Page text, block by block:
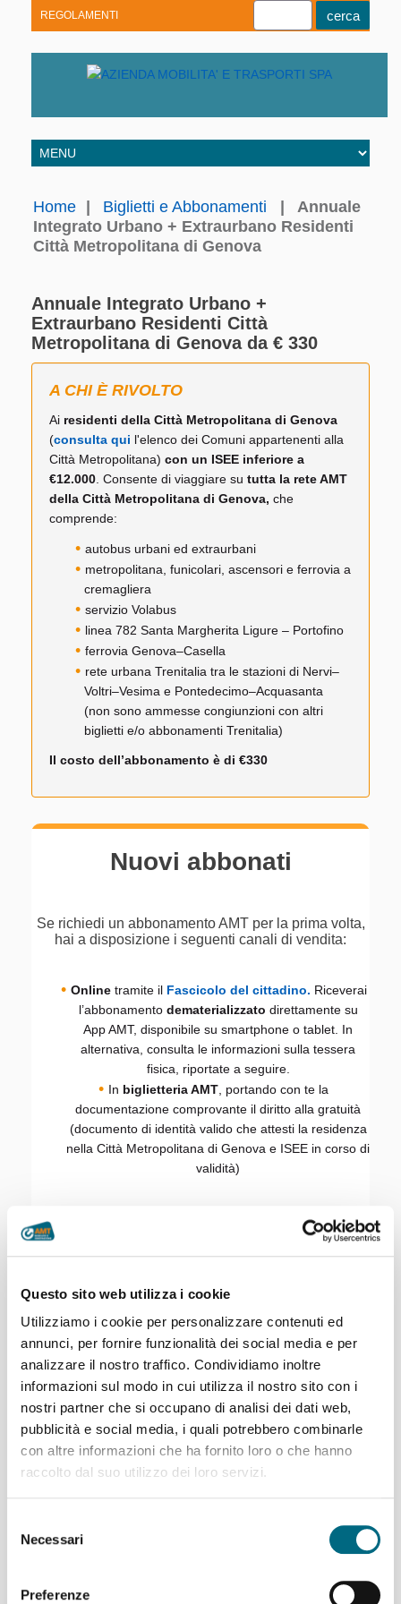
Questo sito web utilizza i cookie
Utilizziamo i cookie per personalizzare contenuti ed
annunci, per fornire funzionalità dei social media e per
analizzare il nostro traffico. Condividiamo inoltre
informazioni sul modo in cui utilizza il nostro sito con i
nostri partner che si occupano di analisi dei dati web,
pubblicità e social media, i quali potrebbero combinarle
con altre informazioni che ha fornito loro o che hanno
raccolto dal suo utilizzo dei loro servizi.
delNecessari
Preferenze
REGOLAMENTI
Home Biglietti e Abbonamenti
Annuale
Integrato Urbano + Extraurbano Residenti
Città Metropolitana di Genova
Annuale Integrato Urbano +
Extraurbano Residenti Città
Metropolitana di Genova da € 330
A CHI È RIVOLTO
Ai residenti della Città Metropolitana di Genova
(consulta qui l'elenco dei Comuni appartenenti alla
Città Metropolitana) con un ISEE inferiore a
€12.000. Consente di viaggiare su tutta la rete AMT
della Città Metropolitana di Genova, che
comprende:
autobus urbani ed extraurbani
metropolitana, funicolari, ascensori e ferrovia a
cremagliera
servizio Volabus
linea 782 Santa Margherita Ligure – Portofino
ferrovia Genova–Casella
rete urbana Trenitalia tra le stazioni di Nervi–
Voltri–Vesima e Pontedecimo–Acquasanta
(non sono ammesse congiunzioni con altri
biglietti e/o abbonamenti Trenitalia)
Il costo dell’abbonamento è di €330
Nuovi abbonati
Se richiedi un abbonamento AMT per la prima volta,
hai a disposizione i seguenti canali di vendita:
Onlinetramite il Fascicolo del cittadino. Riceverai
l’abbonamento dematerializzato direttamente su
App AMT, disponibile su smartphone o tablet. In
alternativa, consulta le informazioni sulla tessera
fisica, riportate a seguire.
In biglietteria AMT, portando con te la
documentazione comprovante il diritto alla gratuità
(documento di identità valido che attesti la residenza
nella Città Metropolitana di Genova e ISEE in corso di
validità)
Rinnovo
Se sei già titolare di una card CityPass AMT, il
rinnovo è molto più veloce tramite:
Fascicolo del cittadino